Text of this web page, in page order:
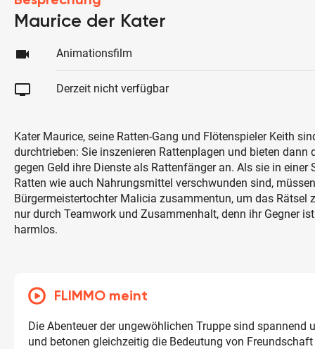
Maurice der Kater
videocam Animationsfilm
tv Derzeit nicht verfügbar
Kater Maurice, seine Ratten-Gang und Flötenspieler Keith
durchtrieben: Sie inszenieren Rattenplagen und bieten dann
gegen Geld ihre Dienste als Rattenfänger an. Als sie in einer
Ratten wie auch Nahrungsmittel verschwunden sind,
Bürgermeistertochter Malicia zusammentun, um das Rätsel
nur durch Teamwork und Zusammenhalt, denn ihr Gegner
harmlos.
FLIMMO meint
Die Abenteuer der ungewöhlichen Truppe sind spannend
und betonen gleichzeitig die Bedeutung von